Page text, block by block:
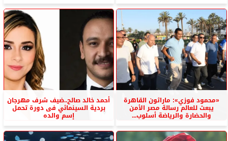
«محمود فوزي»: ماراثون القاهرة
يبعث للعالم رسالة مصر الأمن
والحضارة والرياضة أسلوب...
أحمد خالد صالح..ضيف شرف مهرجان
بردية السينمائي فى دورة تحمل
إسم والده